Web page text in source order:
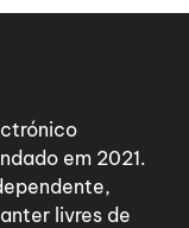
em 2021.
livres de